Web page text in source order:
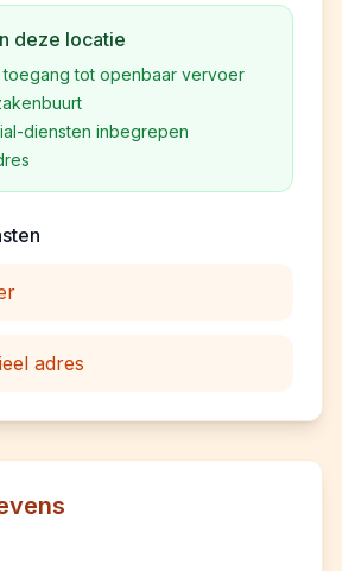
deze locatie
toegang tot openbaar vervoer
diensten inbegrepen
adres